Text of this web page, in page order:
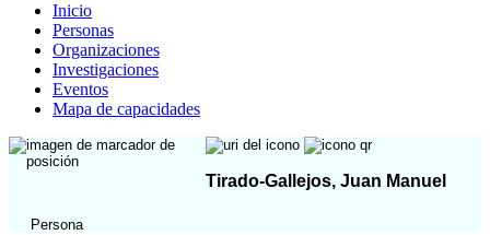
Inicio
Personas
Organizaciones
Investigaciones
Eventos
Mapa de capacidades
Tirado-Gallejos, Juan Manuel
Persona